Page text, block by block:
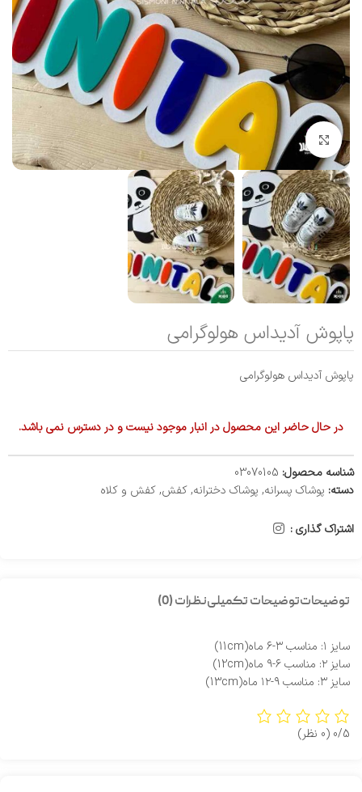
بزرگنمایی تصویر
پاپوش آدیداس هولوگرامی
پاپوش آدیداس هولوگرامی
در حال حاضر این محصول در انبار موجود نیست و در دسترس نمی باشد.
شناسه محصول: 03070105
دسته: پوشاک پسرانه, پوشاک دخترانه,کفش,کفش و کلاه
اشتراک گذاری :
توضیحاتتوضیحات تکمیلینظرات (0)
سایز ۱: مناسب ۳-۶ ماه(11cm)
سایز ۲: مناسب ۶-۹ ماه(12cm)
سایز ۳: مناسب ۹-۱۲ ماه(13cm)
0/5 (0 نظر)